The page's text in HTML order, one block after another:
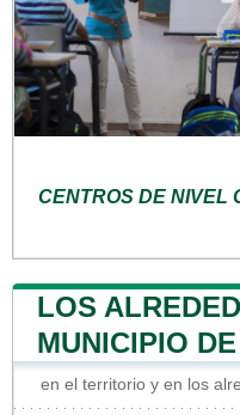
CENTROS DE NIVEL
LOS
MUNICIPIO
en el territorio y en los